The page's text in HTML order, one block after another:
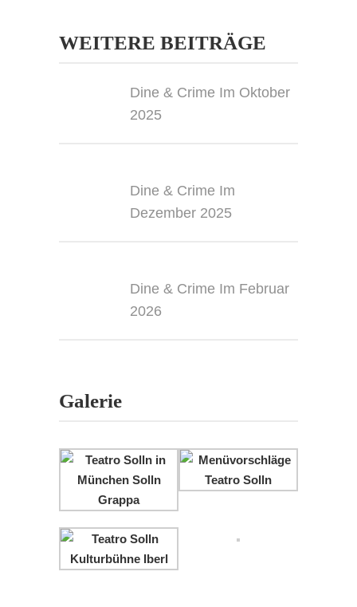
WEITERE BEITRÄGE
Dine & Crime Im Oktober
2025
Dine & Crime Im
Dezember 2025
Dine & Crime Im Februar
2026
Galerie